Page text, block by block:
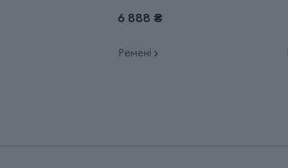
6 888 ₴
Ремені